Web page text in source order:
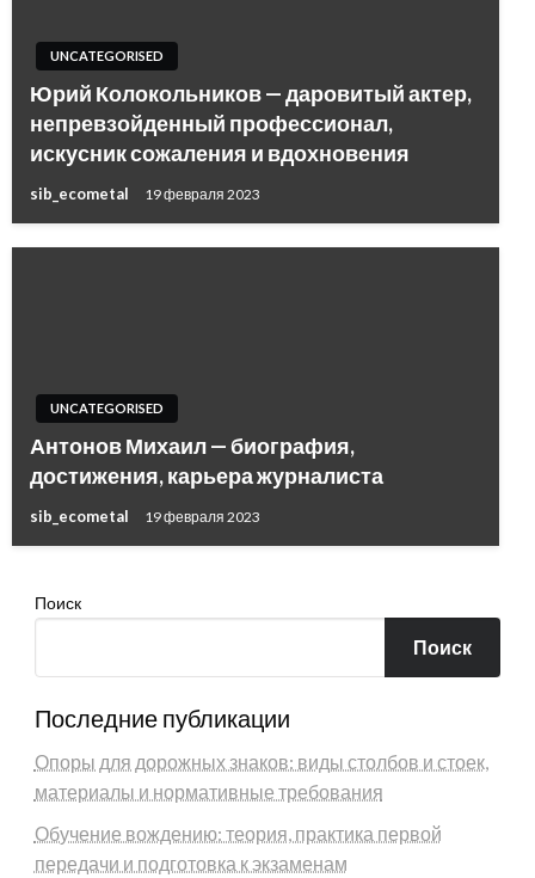
UNCATEGORISED
Юрий Колокольников — даровитый актер,
непревзойденный профессионал,
искусник сожаления и вдохновения
sib_ecometal 19 февраля 2023
UNCATEGORISED
Антонов Михаил — биография,
достижения, карьера журналиста
sib_ecometal 19 февраля 2023
Поиск
Поиск
Последние публикации
Опоры для дорожных знаков: виды столбов и стоек,
материалы и нормативные требования
Обучение вождению: теория, практика первой
передачи и подготовка к экзаменам